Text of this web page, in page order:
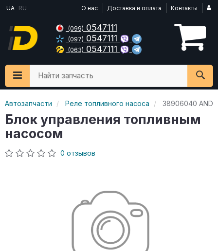
UA RU О нас Доставка и оплата Контакты
(099) 0547111
(097) 0547111
(063) 0547111
Найти запчасть
Автозапчасти Реле топливного насоса 38906040 AND
Блок управления топливным
насосом
0 отзывов